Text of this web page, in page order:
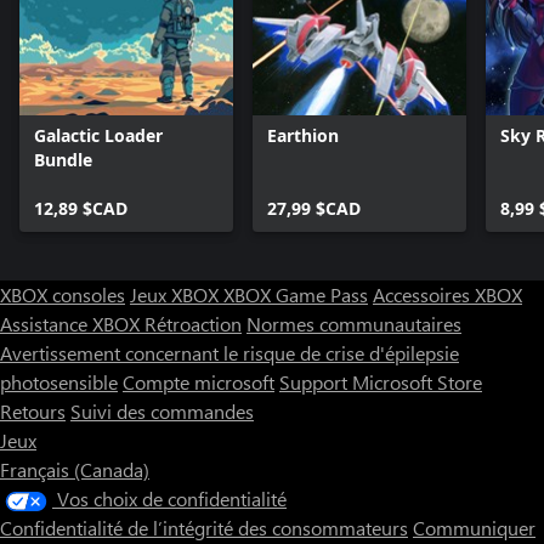
détails ainsi que des textures incroyables et est modélisé avec un
sens aigu de l’esthétisme.
MODE CAMÉRA DYNAMIQUE
Vous pouvez modifier le mode de caméra en cours de jeu, ce qui
donne à ce genre une toute autre dimension.
D’INNOMBRABLES ENNEMIS ET BOSS PUISSANTS
trouver de nouvelles stratégies à chaque instant. Plaisir garanti !
GAMEPLAY ÉQUILIBRÉ
4 niveaux de difficulté, conçus pour tous les joueurs : des
débutants aux joueurs les plus expérimentés.
GRAPHISMES ÉPOUSTOUFLANTS, EFFETS SONORES
FANTASTIQUES ET MUSIQUES ACCROCHEUSES
Nous vous offrons une bande-son entraînante : des musiques
Galactic Loader
Bundle
12,89 $CAD
Earthion
27,99 $CAD
Sky
8,99
XBOX consoles Jeux XBOXXBOX Game Pass Accessoires XBOX
Assistance XBOX Rétroaction Normes communautaires
Avertissement concernant le risque de crise d'épilepsie
photosensibleCompte microsoft Support Microsoft Store
Retours Suivi des commandes
Jeux
Français (Canada)
Vos choix de confidentialité
Confidentialité de l’intégrité des consommateurs Communiquer